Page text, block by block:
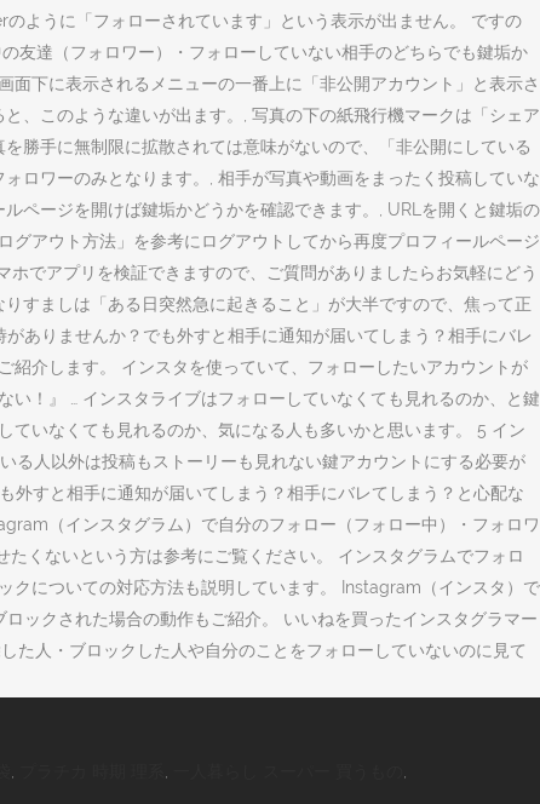
ように「フォローされています」という表示が出ません。 ですの
友達（フォロワー）・フォローしていない相手のどちらでも鍵垢か
下に表示されるメニューの一番上に「非公開アカウント」と表示さ
、このような違いが出ます。, 写真の下の紙飛行機マークは「シェア
勝手に無制限に拡散されては意味がないので、「非公開にしている
ロワーのみとなります。, 相手が写真や動画をまったく投稿していな
ページを開けば鍵垢かどうかを確認できます。, URLを開くと鍵垢の
アウト方法」を参考にログアウトしてから再度プロフィールページ
でアプリを検証できますので、ご質問がありましたらお気軽にどう
すましは「ある日突然急に起きること」が大半ですので、焦って正
ありませんか？でも外すと相手に通知が届いてしまう？相手にバレ
介します。 インスタを使っていて、フォローしたいアカウントが
！』 … インスタライブはフォローしていなくても見れるのか、と鍵
いなくても見れるのか、気になる人も多いかと思います。 5 イン
る人以外は投稿もストーリーも見れない鍵アカウントにする必要が
外すと相手に通知が届いてしまう？相手にバレてしまう？と心配な
（インスタグラム）で自分のフォロー（フォロー中）・フォロワ
くないという方は参考にご覧ください。 インスタグラムでフォロ
クについての対応方法も説明しています。 Instagram（インスタ）で
ックされた場合の動作もご紹介。 いいねを買ったインスタグラマー
た人・ブロックした人や自分のことをフォローしていないのに見て